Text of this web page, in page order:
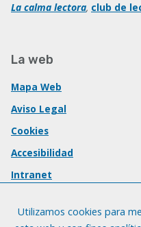
La calma lectora, club de
La web
Mapa Web
Aviso Legal
Cookies
Accesibilidad
Intranet
Utilizamos cookies para